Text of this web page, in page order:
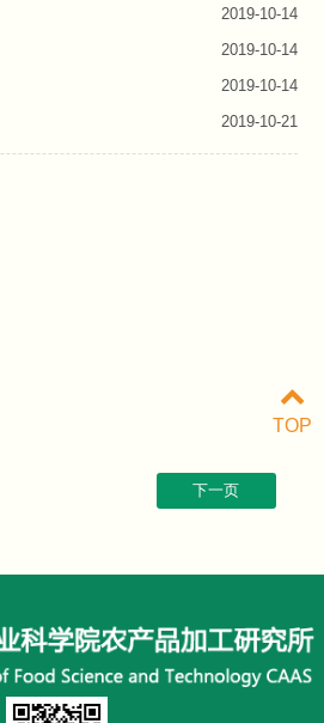
2019-10-14
2019-10-14
2019-10-14
2019-10-21
下一页
TOP